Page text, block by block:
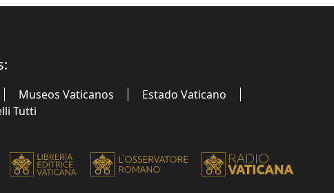
Museos Vaticanos
Estado Vaticano
Tutti